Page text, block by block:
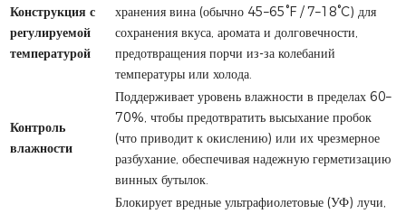
Конструкция с
регулируемой
температурой
хранения вина (обычно 45–65°F / 7–18°C) для
сохранения вкуса, аромата и долговечности,
предотвращения порчи из-за колебаний
температуры или холода.
Контроль
влажности
Поддерживает уровень влажности в пределах 60–
70%, чтобы предотвратить высыхание пробок
(что приводит к окислению) или их чрезмерное
разбухание, обеспечивая надежную герметизацию
винных бутылок.
Блокирует вредные ультрафиолетовые (УФ) лучи,